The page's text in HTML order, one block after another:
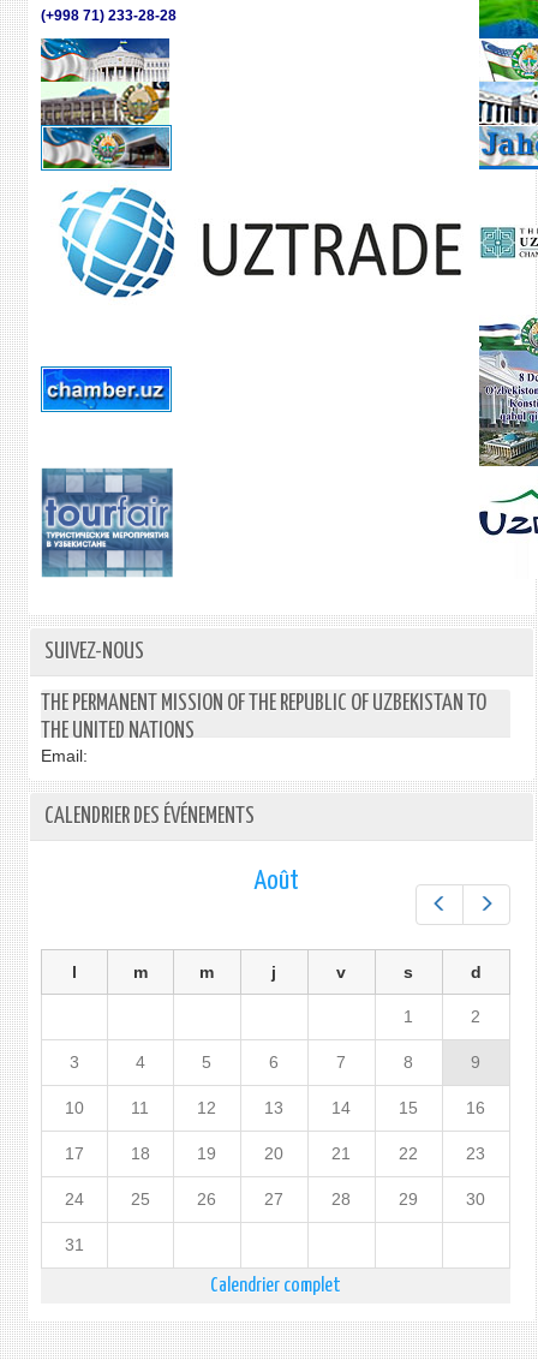
(+998 71) 233-28-28
SUIVEZ-NOUS
THE PERMANENT MISSION OF THE REPUBLIC OF UZBEKISTAN TO
THE UNITED NATIONS
Email:
CALENDRIER DES ÉVÉNEMENTS
Préc.
Août
l m m j v s d
1 2
3 4 5 6 7 8 9
10 11 12 13 14 15 16
17 18 19 20 21 22 23
24 25 26 27 28 29 30
31
Calendrier complet